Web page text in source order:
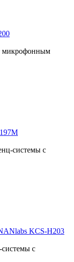
микрофонным
системы с
KCS-H203
с